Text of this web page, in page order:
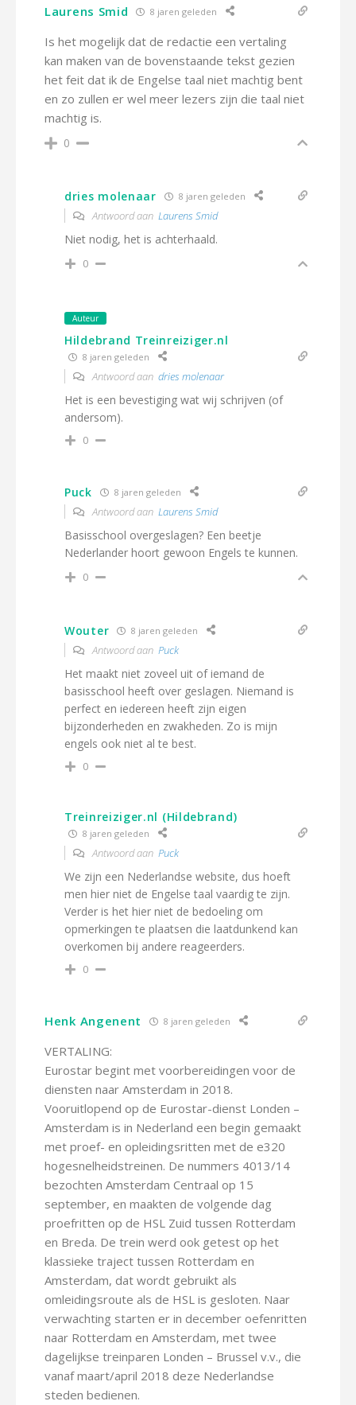
Laurens Smid 8 jaren geleden
Is het mogelijk dat de redactie een vertaling
kan maken van de bovenstaande tekst gezien
het feit dat ik de Engelse taal niet machtig bent
en zo zullen er wel meer lezers zijn die taal niet
machtig is.
0
dries molenaar 8 jaren geleden
Antwoord aan Laurens Smid
Niet nodig, het is achterhaald.
0
Auteur
Hildebrand Treinreiziger.nl
8 jaren geleden
Antwoord aan dries molenaar
Het is een bevestiging wat wij schrijven (of
andersom).
0
Puck 8 jaren geleden
Antwoord aan Laurens Smid
Basisschool overgeslagen? Een beetje
Nederlander hoort gewoon Engels te kunnen.
0
Wouter 8 jaren geleden
Antwoord aan Puck
Het maakt niet zoveel uit of iemand de
basisschool heeft over geslagen. Niemand is
perfect en iedereen heeft zijn eigen
bijzonderheden en zwakheden. Zo is mijn
engels ook niet al te best.
0
Treinreiziger.nl (Hildebrand)
8 jaren geleden
Antwoord aan Puck
We zijn een Nederlandse website, dus hoeft
men hier niet de Engelse taal vaardig te zijn.
Verder is het hier niet de bedoeling om
opmerkingen te plaatsen die laatdunkend kan
overkomen bij andere reageerders.
0
Henk Angenent 8 jaren geleden
VERTALING:
Eurostar begint met voorbereidingen voor de
diensten naar Amsterdam in 2018.
Vooruitlopend op de Eurostar-dienst Londen –
Amsterdam is in Nederland een begin gemaakt
met proef- en opleidingsritten met de e320
hogesnelheidstreinen. De nummers 4013/14
bezochten Amsterdam Centraal op 15
september, en maakten de volgende dag
proefritten op de HSL Zuid tussen Rotterdam
en Breda. De trein werd ook getest op het
klassieke traject tussen Rotterdam en
Amsterdam, dat wordt gebruikt als
omleidingsroute als de HSL is gesloten. Naar
verwachting starten er in december oefenritten
naar Rotterdam en Amsterdam, met twee
dagelijkse treinparen Londen – Brussel v.v., die
vanaf maart/april 2018 deze Nederlandse
steden bedienen.